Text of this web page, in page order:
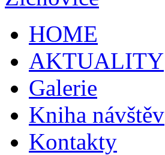
HOME
AKTUALITY
Galerie
Kniha návštěv
Kontakty